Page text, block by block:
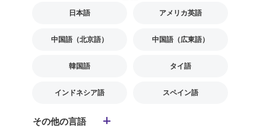
日本語 アメリカ英語
中国語（北京語） 中国語（広東語）
韓国語 タイ語
インドネシア語 スペイン語
その他の言語